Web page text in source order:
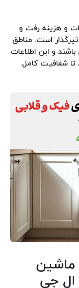
و هزینه رفت و
است. مناطق
و این اطلاعات
شفافیت کامل
ماشین
جی